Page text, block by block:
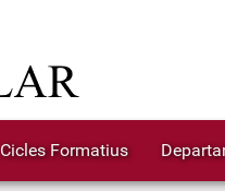
Cicles Formatius